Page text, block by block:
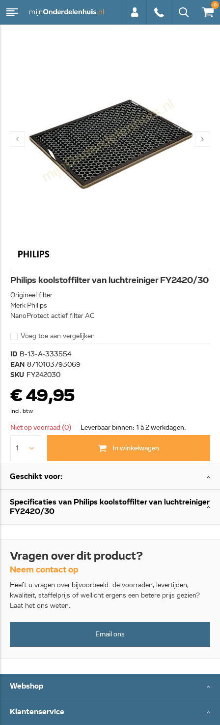
0
Philips koolstoffilter van luchtreiniger FY2420/30
Origineel filter
Merk Philips
NanoProtect actief filter AC
Voeg toe aan vergelijken
ID B-13-A-333554
EAN 8710103793069
SKU FY242030
€ 49,95
Incl. btw
Niet op voorraad (0) Leverbaar binnen: 1 à 2 werkdagen.
In winkelwagen
Geschikt voor:
Specificaties van Philips koolstoffilter van luchtreiniger
FY2420/30
Vragen over dit product?
Neem contact op
Heeft u vragen over bijvoorbeeld: de voorraden, levertijden,
kwaliteit, staffelprijs of wellicht ergens een betere prijs gezien?
Laat het ons weten.
Email ons
Webshop
Klantenservice